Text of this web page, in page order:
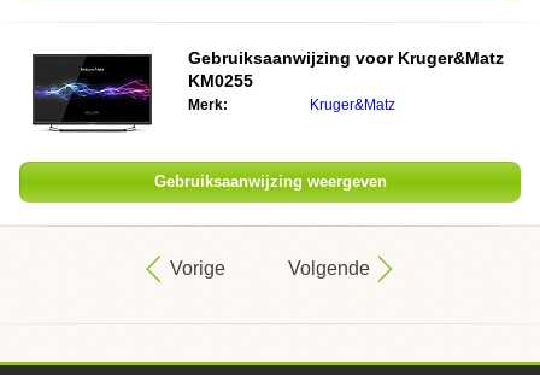
Gebruiksaanwijzing voor Kruger&Matz
KM0255
Merk: Kruger&Matz
Gebruiksaanwijzing weergeven
Vorige Volgende